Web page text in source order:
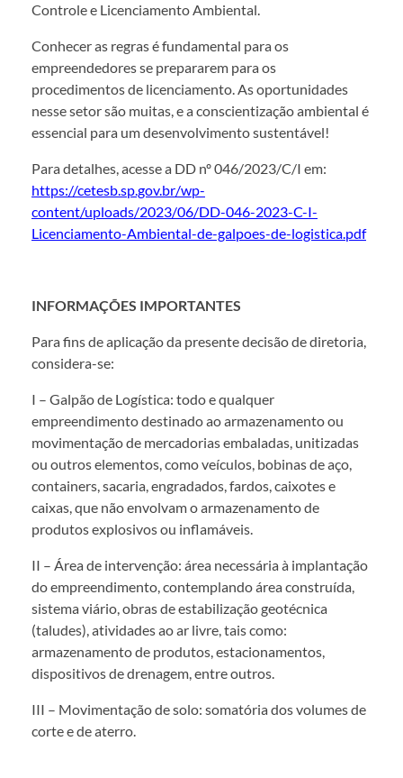
Controle e Licenciamento Ambiental.
Conhecer as regras é fundamental para os
empreendedores se prepararem para os
procedimentos de licenciamento. As oportunidades
nesse setor são muitas, e a conscientização ambiental é
essencial para um desenvolvimento sustentável!
Para detalhes, acesse a DD nº 046/2023/C/I em:
https://cetesb.sp.gov.br/wp-
content/uploads/2023/06/DD-046-2023-C-I-
Licenciamento-Ambiental-de-galpoes-de-logistica.pdf
INFORMAÇÕES IMPORTANTES
Para fins de aplicação da presente decisão de diretoria,
considera-se:
I – Galpão de Logística: todo e qualquer
empreendimento destinado ao armazenamento ou
movimentação de mercadorias embaladas, unitizadas
ou outros elementos, como veículos, bobinas de aço,
containers, sacaria, engradados, fardos, caixotes e
caixas, que não envolvam o armazenamento de
produtos explosivos ou inflamáveis.
II – Área de intervenção: área necessária à implantação
do empreendimento, contemplando área construída,
sistema viário, obras de estabilização geotécnica
(taludes), atividades ao ar livre, tais como:
armazenamento de produtos, estacionamentos,
dispositivos de drenagem, entre outros.
III – Movimentação de solo: somatória dos volumes de
corte e de aterro.